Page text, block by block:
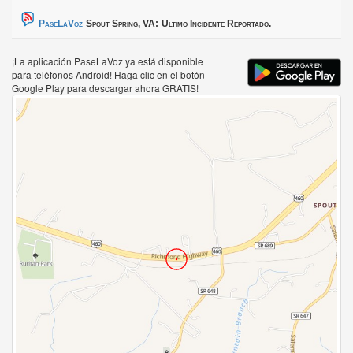
PaseLaVoz Spout Spring, VA: Ultimo Incidente Reportado.
¡La aplicación PaseLaVoz ya está disponible
para teléfonos Android! Haga clic en el botón
Google Play para descargar ahora GRATIS!